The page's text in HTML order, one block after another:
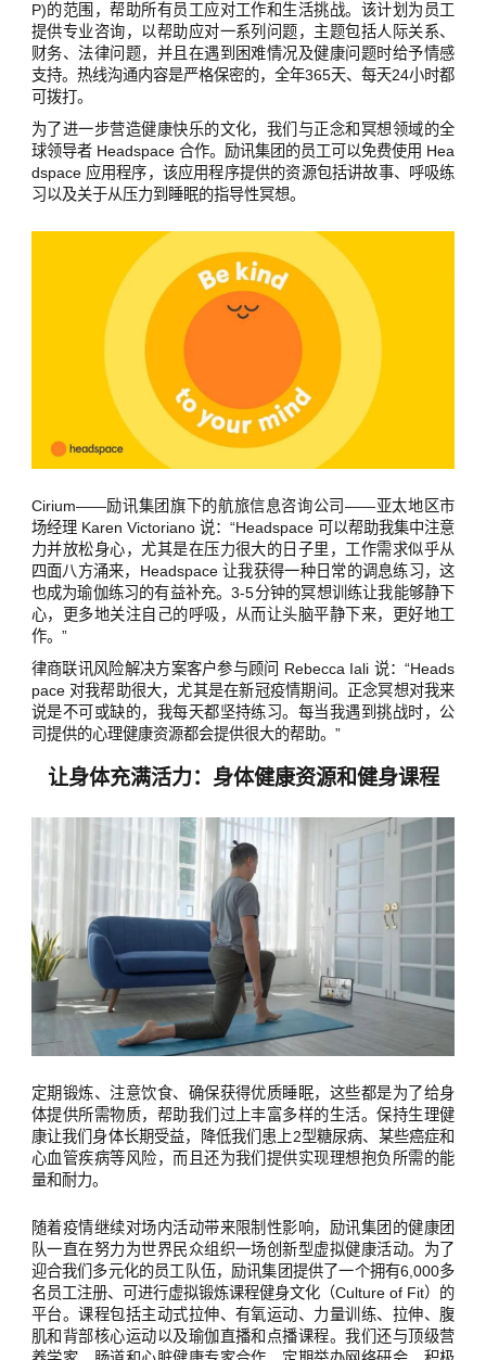
P)的范围，帮助所有员工应对工作和生活挑战。该计划为员工
提供专业咨询，以帮助应对一系列问题，主题包括人际关系、
财务、法律问题，并且在遇到困难情况及健康问题时给予情感
支持。热线沟通内容是严格保密的，全年365天、每天24小时都
可拨打。
为了进一步营造健康快乐的文化，我们与正念和冥想领域的全
球领导者 Headspace 合作。励讯集团的员工可以免费使用 Hea
dspace 应用程序，该应用程序提供的资源包括讲故事、呼吸练
习以及关于从压力到睡眠的指导性冥想。
Cirium——励讯集团旗下的航旅信息咨询公司——亚太地区市
场经理 Karen Victoriano 说：“Headspace 可以帮助我集中注意
力并放松身心，尤其是在压力很大的日子里，工作需求似乎从
四面八方涌来，Headspace 让我获得一种日常的调息练习，这
也成为瑜伽练习的有益补充。3-5分钟的冥想训练让我能够静下
心，更多地关注自己的呼吸，从而让头脑平静下来，更好地工
作。”
律商联讯风险解决方案客户参与顾问 Rebecca Iali 说：“Heads
pace 对我帮助很大，尤其是在新冠疫情期间。正念冥想对我来
说是不可或缺的，我每天都坚持练习。每当我遇到挑战时，公
司提供的心理健康资源都会提供很大的帮助。”
让身体充满活力：身体健康资源和健身课程
定期锻炼、注意饮食、确保获得优质睡眠，这些都是为了给身
体提供所需物质，帮助我们过上丰富多样的生活。保持生理健
康让我们身体长期受益，降低我们患上2型糖尿病、某些癌症和
心血管疾病等风险，而且还为我们提供实现理想抱负所需的能
量和耐力。
随着疫情继续对场内活动带来限制性影响，励讯集团的健康团
队一直在努力为世界民众组织一场创新型虚拟健康活动。为了
迎合我们多元化的员工队伍，励讯集团提供了一个拥有6,000多
名员工注册、可进行虚拟锻炼课程健身文化（Culture of Fit）的
平台。课程包括主动式拉伸、有氧运动、力量训练、拉伸、腹
肌和背部核心运动以及瑜伽直播和点播课程。我们还与顶级营